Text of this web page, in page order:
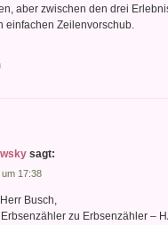
aber zwischen den drei
einfachen Zeilenvorschub.
sagt:
17:38
Busch,
zu Erbsenzähler –